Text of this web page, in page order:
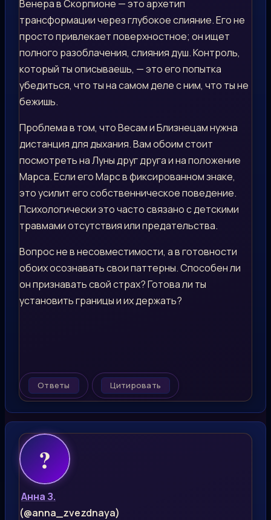
Венера в Скорпионе — это архетип
трансформации через глубокое слияние. Его не
просто привлекает поверхностное; он ищет
полного разоблачения, слияния душ. Контроль,
который ты описываешь, — это его попытка
убедиться, что ты на самом деле с ним, что ты не
бежишь.
Проблема в том, что Весам и Близнецам нужна
дистанция для дыхания. Вам обоим стоит
посмотреть на Луны друг друга и на положение
Марса. Если его Марс в фиксированном знаке,
это усилит его собственническое поведение.
Психологически это часто связано с детскими
травмами отсутствия или предательства.
Вопрос не в несовместимости, а в готовности
обоих осознавать свои паттерны. Способен ли
он признавать свой страх? Готова ли ты
установить границы и их держать?
Ответы Цитировать
Анна З.
(@anna_zvezdnaya)